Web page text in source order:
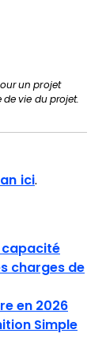
un projet
vie du projet.
ici.
capacité
charges de
en 2026
Simple